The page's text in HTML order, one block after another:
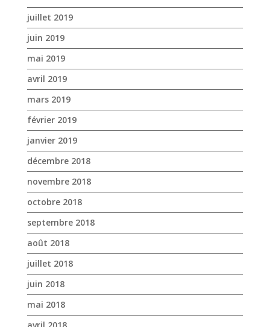
février 2019
janvier 2019
décembre 2018
novembre 2018
octobre 2018
septembre 2018
août 2018
juillet 2018
juin 2018
mai 2018
avril 2018
mars 2018
février 2018
janvier 2018
décembre 2017